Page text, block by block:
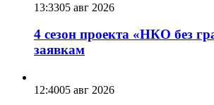
13:3305 авг 2026
4 сезон проекта «НКО без
заявкам
12:4005 авг 2026